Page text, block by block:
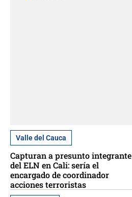
Valle del Cauca
Capturan a presunto integrante
del ELN en Cali: sería el
encargado de coordinador
acciones terroristas